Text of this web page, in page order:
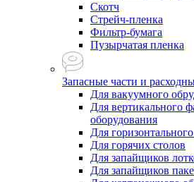
Скотч
Стрейч-пленка
Фильтр-бумага
Пузырчатая пленка
Запасные части и
Для вакуумного
Для вертикального
оборудования
Для
Для горячих столов
Для запайщиков
Для запайщиков